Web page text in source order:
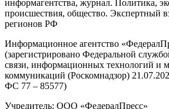
информагентства, журнал. Политика,
происшествия, общество. Экспертный
регионов РФ
Информационное агентство
(зарегистрировано Федеральной
связи, информационных технологий и
коммуникаций (Роскомнадзор)
ФС 77 – 85577)
Учредитель: ООО «ФедералПресс»